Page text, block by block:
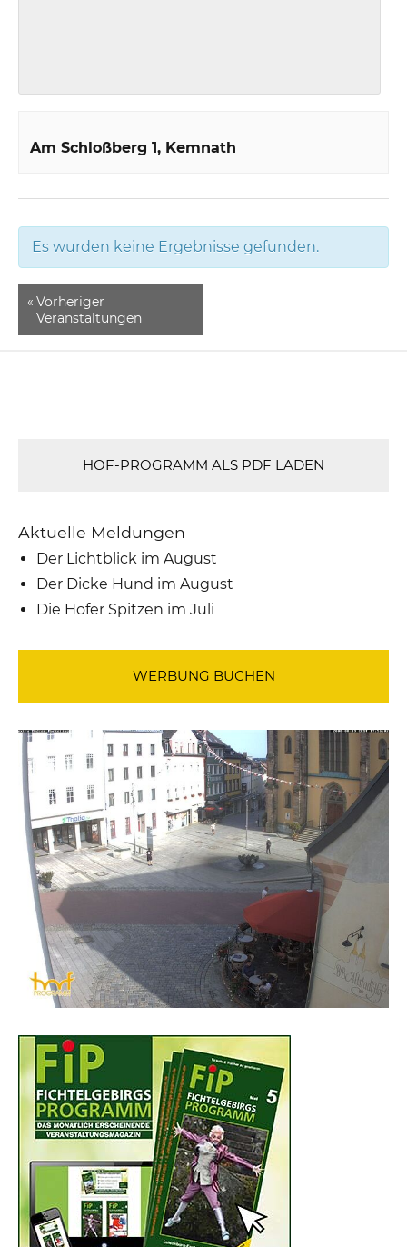
Am Schloßberg 1 Kemnath
Es wurden keine Ergebnisse gefunden.
« Vorheriger
Veranstaltungen
HOF-PROGRAMM ALS PDF LADEN
Aktuelle Meldungen
Der Lichtblick im August
Der Dicke Hund im August
Die Hofer Spitzen im Juli
WERBUNG BUCHEN